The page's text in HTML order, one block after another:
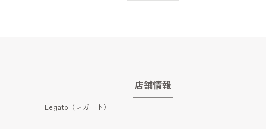
店舗情報
Legato（レガート）